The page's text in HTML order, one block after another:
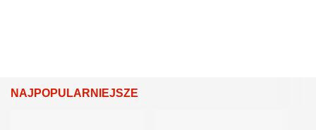
NAJPOPULARNIEJSZE